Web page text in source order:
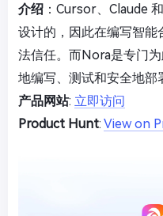
介绍 ：Cursor、Claude
设计的，因此在编写智
法信任。而Nora是专门
地编写、测试和安全地部
产品网站: 立即访问
Product Hunt: View on